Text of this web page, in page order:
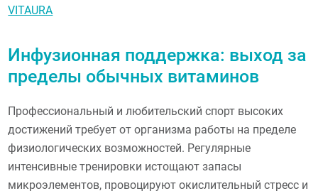
VITAURA
Инфузионная поддержка: выход за
пределы обычных витаминов
Профессиональный и любительский спорт высоких
достижений требует от организма работы на пределе
физиологических возможностей. Регулярные
интенсивные тренировки истощают запасы
микроэлементов, провоцируют окислительный стресс и